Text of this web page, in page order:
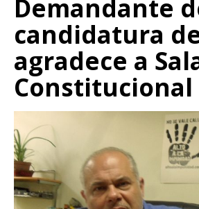
Demandante
candidatura
agradece a
Constitucional